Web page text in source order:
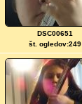
DSC00651
št. ogledov:249